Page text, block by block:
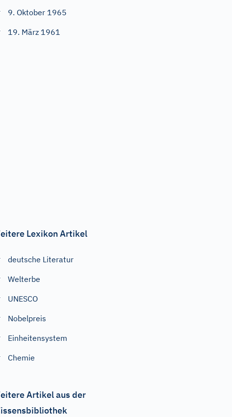
9. Oktober 1965
19. März 1961
Lexikon Artikel
deutsche Literatur
Welterbe
UNESCO
Nobelpreis
Einheitensystem
Chemie
Artikel aus der